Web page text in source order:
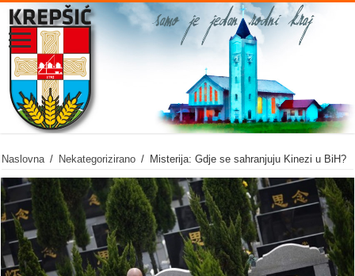
Naslovna / Nekategorizirano / Misterija: Gdje se sahranjuju Kinezi u BiH?